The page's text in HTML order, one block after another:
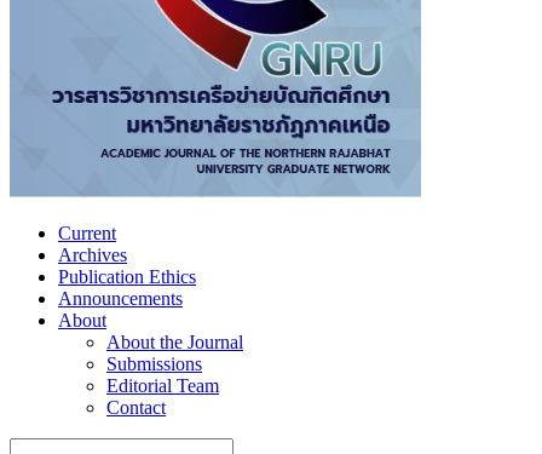
Current
Archives
Publication Ethics
Announcements
About
About the Journal
Submissions
Editorial Team
Contact